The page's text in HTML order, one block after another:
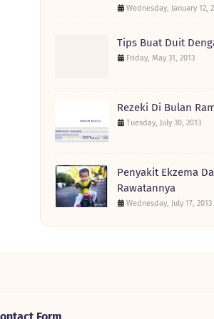
Wednesday, January 12,
Tips Buat Duit
Friday, May 31, 2013
Rezeki Di Bulan
Tuesday, July 30, 2013
Penyakit Ekzema
Rawatannya
Wednesday, July 17, 2013